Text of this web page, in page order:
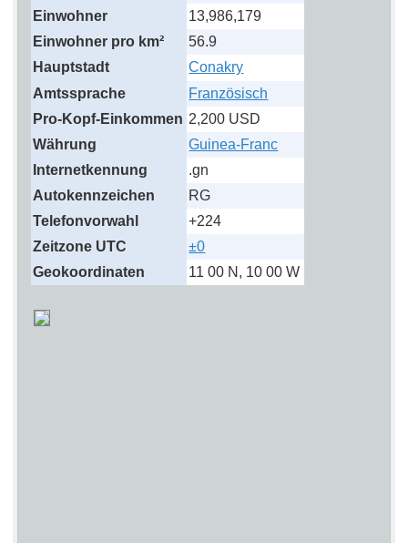
Einwohner
13,986,179
Einwohner pro km²
56.9
Hauptstadt
Conakry
Amtssprache
Französisch
Pro-Kopf-Einkommen 2,200 USD
Währung
Guinea-Franc
Internetkennung
.gn
Autokennzeichen
RG
Telefonvorwahl
+224
Zeitzone UTC
±0
Geokoordinaten
11 00 N, 10 00 W